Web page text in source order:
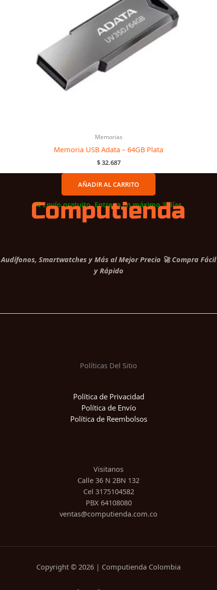
Memorias
Memoria USB Adata – 64GB Plata
$32.687
AÑADIR AL CARRITO
🚚 Envío gratuito. Entrega en máximo 3 días.
Audífonos, Smartwatches y Más al Mejor Precio 🚀 Compra Fácil
y Rápido
Políticas Del Sitio
Política de Privacidad
Política de Envío
Política de Reembolsos
Visitanos
Calle 36 N 2BN 132
Cel 3175104582
PBX 64108080
ventas@computienda.com.co
Copyright © 2026 | Computienda Colombia